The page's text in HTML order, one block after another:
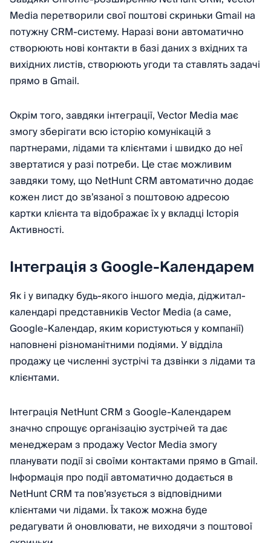
Media перетворили свої поштові скриньки Gmail на
потужну CRM-систему. Наразі вони автоматично
створюють нові контакти в базі даних з вхідних та
вихідних листів, створюють угоди та ставлять задачі
прямо в Gmail.
Окрім того, завдяки інтеграції, Vector Media має
змогу зберігати всю історію комунікацій з
партнерами, лідами та клієнтами і швидко до неї
звертатися у разі потреби. Це стає можливим
завдяки тому, що NetHunt CRM автоматично додає
кожен лист до зв’язаної з поштовою адресою
картки клієнта та відображає їх у вкладці Історія
Активності.
Інтеграція з Google-Календарем
Як і у випадку будь-якого іншого медіа, діджитал-
календарі представників Vector Media (а саме,
Google-Календар, яким користуються у компанії)
наповнені різноманітними подіями. У відділа
продажу це численні зустрічі та дзвінки з лідами та
клієнтами.
Інтеграція NetHunt CRM з Google-Календарем
значно спрощує організацію зустрічей та дає
менеджерам з продажу Vector Media змогу
планувати події зі своїми контактами прямо в Gmail.
Інформація про події автоматично додається в
NetHunt CRM та пов’язується з відповідними
клієнтами чи лідами. Їх також можна буде
редагувати й оновлювати, не виходячи з поштової